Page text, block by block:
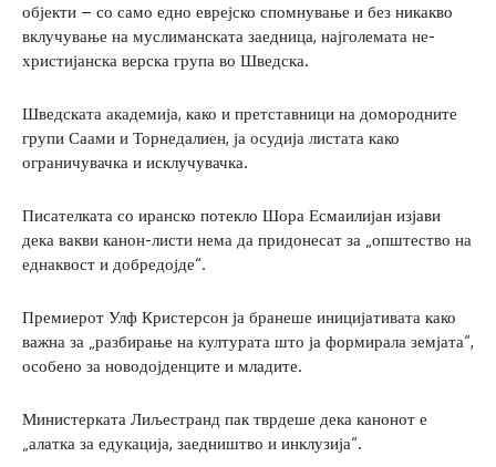
објекти – со само едно еврејско спомнување и без никакво
вклучување на муслиманската заедница, најголемата не-
христијанска верска група во Шведска.
Шведската академија, како и претставници на домородните
групи Саами и Торнедалиен, ја осудија листата како
ограничувачка и исклучувачка.
Писателката со иранско потекло Шора Есмаилијан изјави
дека вакви канон-листи нема да придонесат за „општество на
еднаквост и добредојде“.
Премиерот Улф Кристерсон ја бранеше иницијативата како
важна за „разбирање на културата што ја формирала земјата“,
особено за новодојденците и младите.
Министерката Лиљестранд пак тврдеше дека канонот е
„алатка за едукација, заедништво и инклузија“.